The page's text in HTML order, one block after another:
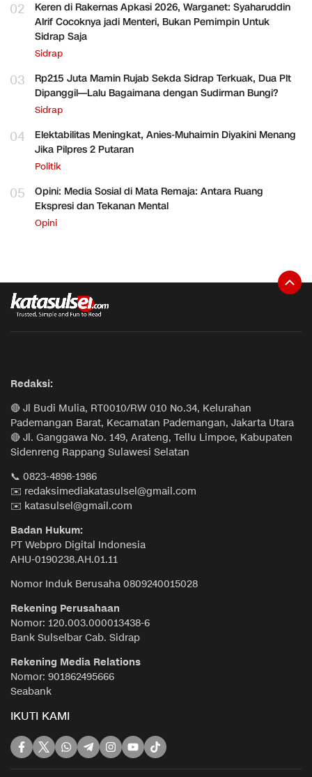
02
Keren di Rakernas Apkasi 2026, Warganet: Syaharuddin
Alrif Cocoknya jadi Menteri, Bukan Pemimpin Untuk
Sidrap Saja
Sidrap
03
Rp215 Juta Mamin Rujab Sekda Sidrap Terkuak, Dua Plt
Dipanggil—Lalu Bagaimana dengan Sudirman Bungi?
Sidrap
04
Elektabilitas Meningkat, Anies-Muhaimin Diyakini Menang
Jika Pilpres 2 Putaran
Politik
05
Opini: Media Sosial di Mata Remaja: Antara Ruang
Ekspresi dan Tekanan Mental
Opini
Redaksi:
🔴 Jl Budi Mulia, RT0010/RW 010 No.34, Kelurahan
Pademangan Barat, Kecamatan Pademangan, Jakarta Utara
🔴 Jl. Ganggawa No. 149, Arateng, Tellu Limpoe, Kabupaten
Sidenreng Rappang Sulawesi Selatan
📞 0823-4898-1986
✉️ redaksimediakatasulsel@gmail.com
✉️ katasulsel@gmail.com
Badan Hukum:
PT Webpro Digital Indonesia
AHU-0190238.AH.01.11
Nomor Induk Berusaha 0809240015028
Rekening Perusahaan
Nomor: 120.003.000013438-6
Bank Sulselbar Cab. Sidrap
Rekening Media Relations
Nomor: 901862495666
Seabank
IKUTI KAMI